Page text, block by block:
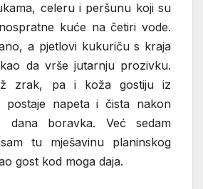
celeru i peršunu koji su
kuće na četiri vode.
a pjetlovi kukuriču s kraja
da vrše jutarnju prozivku.
zrak, pa i koža gostiju iz
postaje napeta i čista nakon
dana boravka. Već sedam
tu mješavinu planinskog
gost kod moga daja.